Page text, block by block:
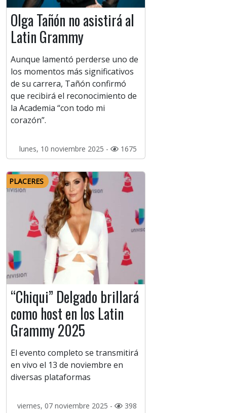
Olga Tañón no asistirá al
Latin Grammy
Aunque lamentó perderse uno de
los momentos más significativos
de su carrera, Tañón confirmó
que recibirá el reconocimiento de
la Academia “con todo mi
corazón”.
lunes, 10 noviembre 2025 - 1675
PLACERES
“Chiqui” Delgado brillará
como host en los Latin
Grammy 2025
El evento completo se transmitirá
en vivo el 13 de noviembre en
diversas plataformas
viernes, 07 noviembre 2025 - 398